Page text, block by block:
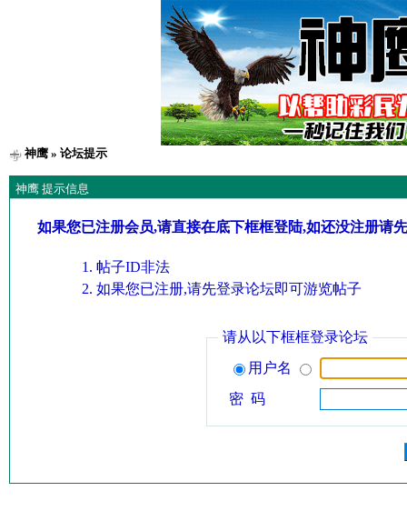
神鹰» 论坛提示
神鹰 提示信息
如果您已注册会员,请直接在底下框框登陆,如还没注册请
帖子ID非法
如果您已注册,请先登录论坛即可游览帖子
请从以下框框登录论坛
用户名
密 码